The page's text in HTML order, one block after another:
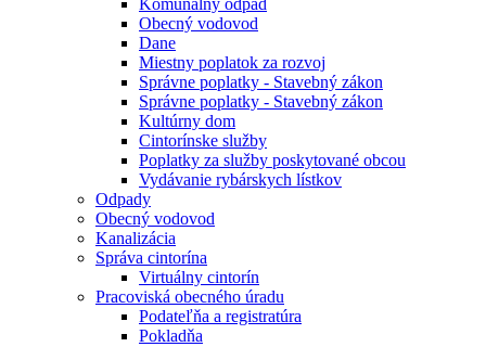
Komunálny odpad
Obecný vodovod
Dane
Miestny poplatok za rozvoj
Správne poplatky - Stavebný zákon
Správne poplatky - Stavebný zákon
Kultúrny dom
Cintorínske služby
Poplatky za služby poskytované obcou
Vydávanie rybárskych lístkov
Odpady
Obecný vodovod
Kanalizácia
Správa cintorína
Virtuálny cintorín
Pracoviská obecného úradu
Podateľňa a registratúra
Pokladňa